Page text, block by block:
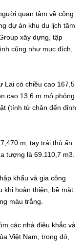
quan tâm về công
dự án khu du lịch tâm
xây dựng, tập
cũng như mục đích,
Lai có chiều cao 167,5
cao 13,6 m mô phỏng
(tính từ chân đến đỉnh
m; tay trái thủ ấn
tượng là 69.110,7 m3.
khẩu và gia công
khi hoàn thiện, bề mặt
màu trắng.
các nhà điêu khắc và
Việt Nam, trong đó,